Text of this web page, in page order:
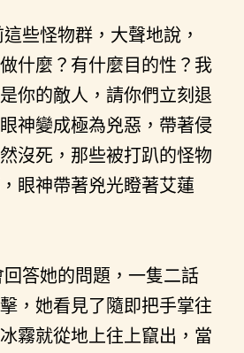
些怪物群，大聲地說，
做什麼？有什麼目的性？我
你的敵人，請你們立刻退
神變成極為兇惡，帶著侵
沒死，那些被打趴的怪物
眼神帶著兇光瞪著艾蓮
答她的問題，一隻二話
，她看見了隨即把手掌往
霧就從地上往上竄出，當